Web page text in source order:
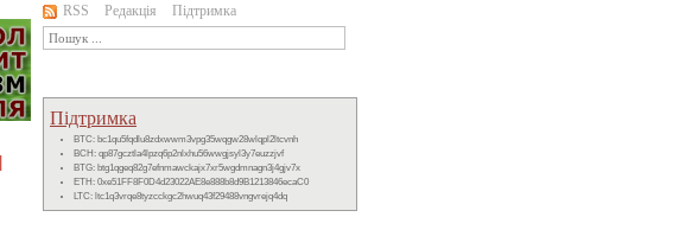
RSS Редакція Підтримка
Підтримка
BTC: bc1qu5fqdlu8zdxwwm3vpg35wqgw28wlqpl2ltcvnh
BCH: qp87gcztla4lpzq6p2nlxhu56wwgjsyl3y7euzzjvf
BTG: btg1qgeq82g7efnmawckajx7xr5wgdmnagn3j4gjv7x
ETH: 0xe51FF8F0D4d23022AE8e888b8d9B1213846ecaC0
LTC: ltc1q3vrqe8tyzcckgc2hwuq43f29488vngvrejq4dq